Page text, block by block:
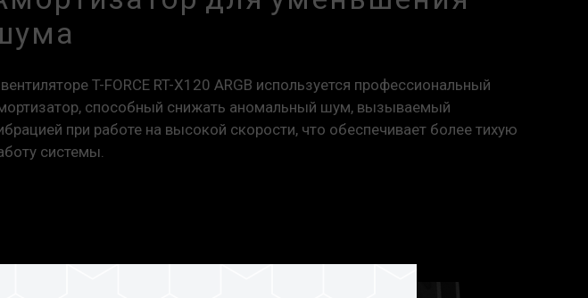
T-FORCE RT-X120 ARGB используется профессиональный
способный снижать аномальный шум, вызываемый
при работе на высокой скорости, что обеспечивает более тихую
системы.